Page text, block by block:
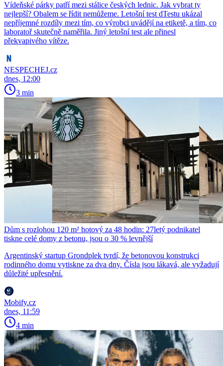
Vídeňské párky patří mezi stálice českých lednic. Jak vybrat ty
nejlepší? Obalem se řídit nemůžeme. Letošní test dTestu ukázal
nepříjemné rozdíly mezi tím, co výrobci uvádějí na etiketě, a tím, co
laboratoř skutečně naměřila. Jiný letošní test ale přinesl
překvapivého vítěze.
NESPECHEJ.cz
dnes, 12:00
3 min
Dům s rozlohou 120 m² hotový za 48 hodin: 27letý podnikatel
tiskne celé domy z betonu, jsou o 30 % levnější
Argentinský startup Grondplek tvrdí, že betonovou konstrukci
rodinného domu vytiskne za dva dny. Čísla jsou lákavá, ale vyžadují
důležité upřesnění.
Mobify.cz
dnes, 11:59
4 min